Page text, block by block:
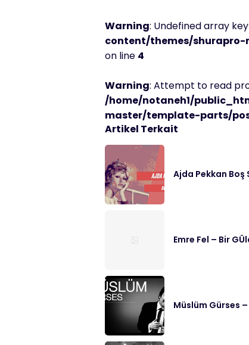
Warning: Undefined array
content/themes/
on line 4
Warning: Attempt to read
/home/notaneh1/
master/template-parts/
Artikel Terkait
Ajda Pekkan
Emre Fel – Bir
Müslüm Gürses